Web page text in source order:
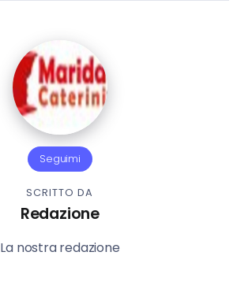
Seguimi
SCRITTO DA
Redazione
La nostra redazione